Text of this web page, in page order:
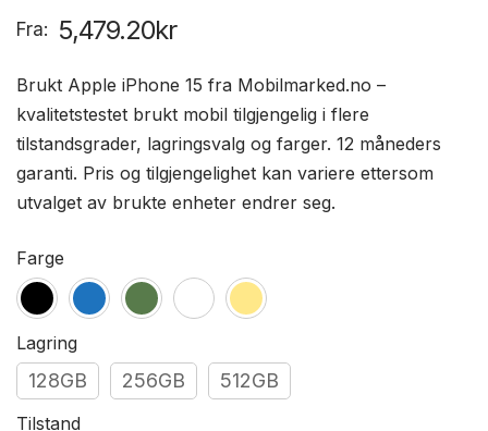
Fra: 5,479.20kr
Brukt Apple iPhone 15 fra Mobilmarked.no –
kvalitetstestet brukt mobil tilgjengelig i flere
tilstandsgrader, lagringsvalg og farger. 12 måneders
garanti. Pris og tilgjengelighet kan variere ettersom
utvalget av brukte enheter endrer seg.
Farge
Lagring
128GB 256GB 512GB
Tilstand